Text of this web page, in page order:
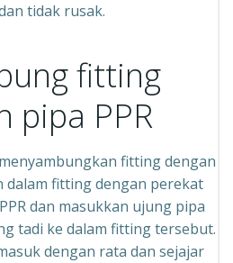
tidak rusak.
fitting
pipa PPR
fitting dengan
dalam fitting dengan perekat
dan masukkan ujung pipa
tadi ke dalam fitting tersebut.
dengan rata dan sejajar